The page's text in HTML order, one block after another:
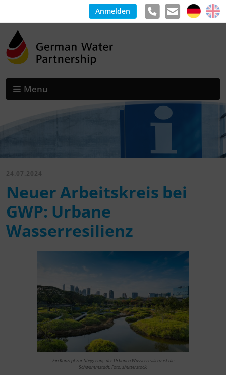
Anmelden
Menu
24.07.2024
Neuer Arbeitskreis bei
GWP: Urbane
Wasserresilienz
Ein Konzept zur Steigerung der Urbanen Wasserresilienz ist die
Schwammstadt, Foto: shutterstock.